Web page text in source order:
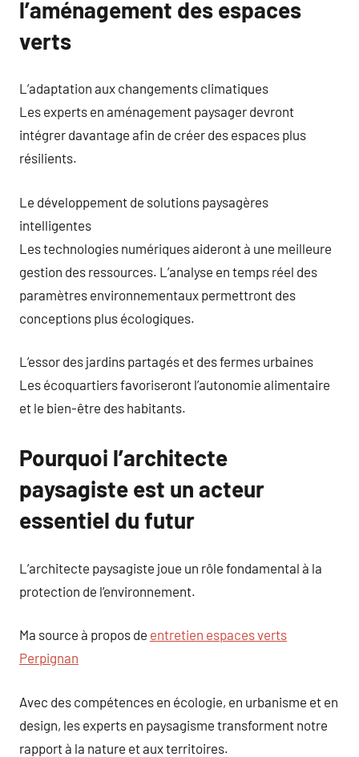
l’aménagement des espaces
verts
L’adaptation aux changements climatiques
Les experts en aménagement paysager devront
intégrer davantage afin de créer des espaces plus
résilients.
Le développement de solutions paysagères
intelligentes
Les technologies numériques aideront à une meilleure
gestion des ressources. L’analyse en temps réel des
paramètres environnementaux permettront des
conceptions plus écologiques.
L’essor des jardins partagés et des fermes urbaines
Les écoquartiers favoriseront l’autonomie alimentaire
et le bien-être des habitants.
Pourquoi l’architecte
paysagiste est un acteur
essentiel du futur
L’architecte paysagiste joue un rôle fondamental à la
protection de l’environnement.
Ma source à propos de entretien espaces verts
Perpignan
Avec des compétences en écologie, en urbanisme et en
design, les experts en paysagisme transforment notre
rapport à la nature et aux territoires.